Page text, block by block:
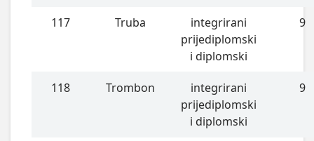
117 Truba
integrirani
prijediplomski
i diplomski
9
118 Trombon
integrirani
prijediplomski
i diplomski
9